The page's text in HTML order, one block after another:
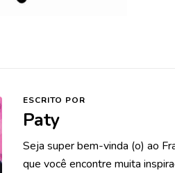
ESCRITO POR
Paty
Seja super bem-vinda (o) ao
que você encontre muita